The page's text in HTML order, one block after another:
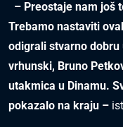
– Preostaje nam još
Trebamo nastaviti
odigrali stvarno
vrhunski, Bruno
utakmica u Dinamu.
pokazalo na kraju –